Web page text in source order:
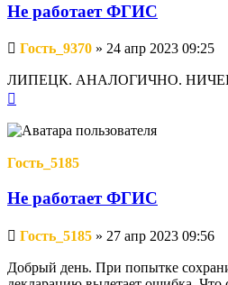
Не работает ФГИС
Непрочитанное
сообщение
Гость_9370 » 24 апр 2023 09:25
ЛИПЕЦК. АНАЛОГИЧНО.
началу
Гость_5185
Не работает ФГИС
Непрочитанное
сообщение
Гость_5185 » 27 апр 2023 09:56
Добрый день. При попытке